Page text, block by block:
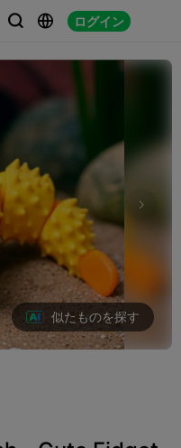
  ログイン
 
似たものを探す